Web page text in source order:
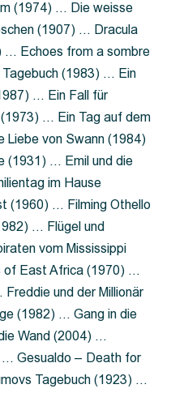
(1974) … Die weisse
(1907) … Dracula
… Echoes from a sombre
(1983) … Ein
… Ein Fall für
… Ein Tag auf dem
Liebe von Swann (1984)
(1931) … Emil und die
im Hause
(1960) … Filming Othello
… Flügel und
vom Mississippi
East Africa (1970) …
und der Millionär
(1982) … Gang in die
Wand (2004) …
Gesualdo – Death for
Tagebuch (1923) …